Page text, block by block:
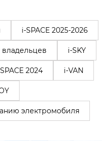
i‑SPACE 2025-2026
i-SKY
2024 i-VAN
электромобиля